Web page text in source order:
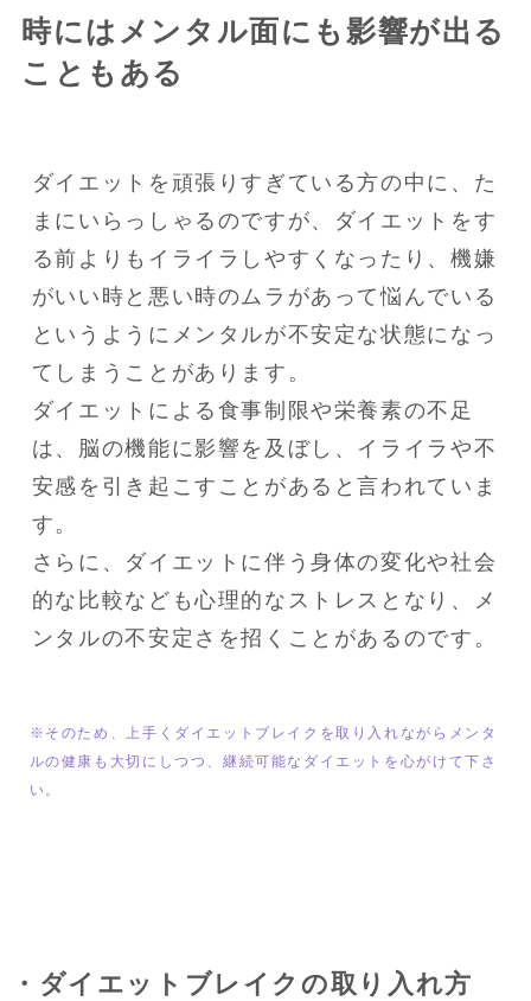
時にはメンタル面にも影響が出る
こともある
ダイエットを頑張りすぎている方の中に、た
まにいらっしゃるのですが、ダイエットをす
る前よりもイライラしやすくなったり、機嫌
がいい時と悪い時のムラがあって悩んでいる
というようにメンタルが不安定な状態になっ
てしまうことがあります。
ダイエットによる食事制限や栄養素の不足
は、脳の機能に影響を及ぼし、イライラや不
安感を引き起こすことがあると言われていま
す。
さらに、ダイエットに伴う身体の変化や社会
的な比較なども心理的なストレスとなり、メ
ンタルの不安定さを招くことがあるのです。
※そのため、上手くダイエットブレイクを取り入れながらメンタ
ルの健康も大切にしつつ、継続可能なダイエットを心がけて下さ
い。
・ダイエットブレイクの取り入れ方